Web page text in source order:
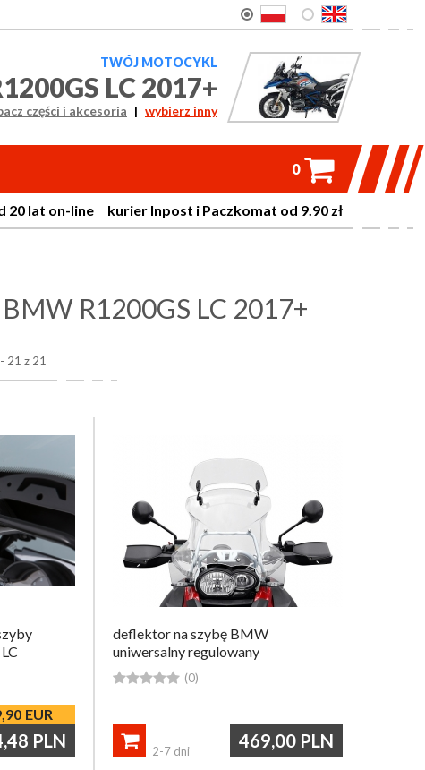
TWÓJ MOTOCYKL
LC 2017+
części i akcesoria | wybierz inny

0
lat on-line kurier Inpost i Paczkomat od 9.90 zł
R1200GS LC 2017+
21 z 21
EUR
PLN
deflektor na szybę BMW
uniwersalny regulowany
 (0)
469,00 PLN

2-7 dni